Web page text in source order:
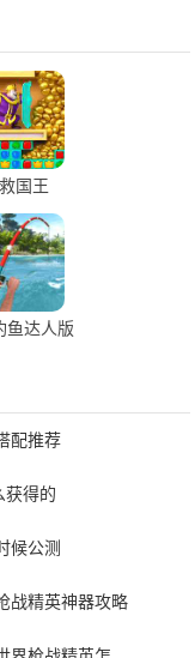
国王
鱼达人版
配推荐
获得的
候公测
战精英神器攻略